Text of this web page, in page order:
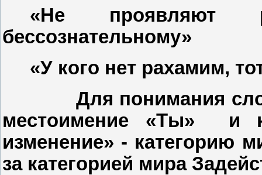
«Не проявляют
бессознательному»
«У кого нет рахамим,
Для понимания
местоимение «Ты»
и
изменение» - категорию
за категорией мира